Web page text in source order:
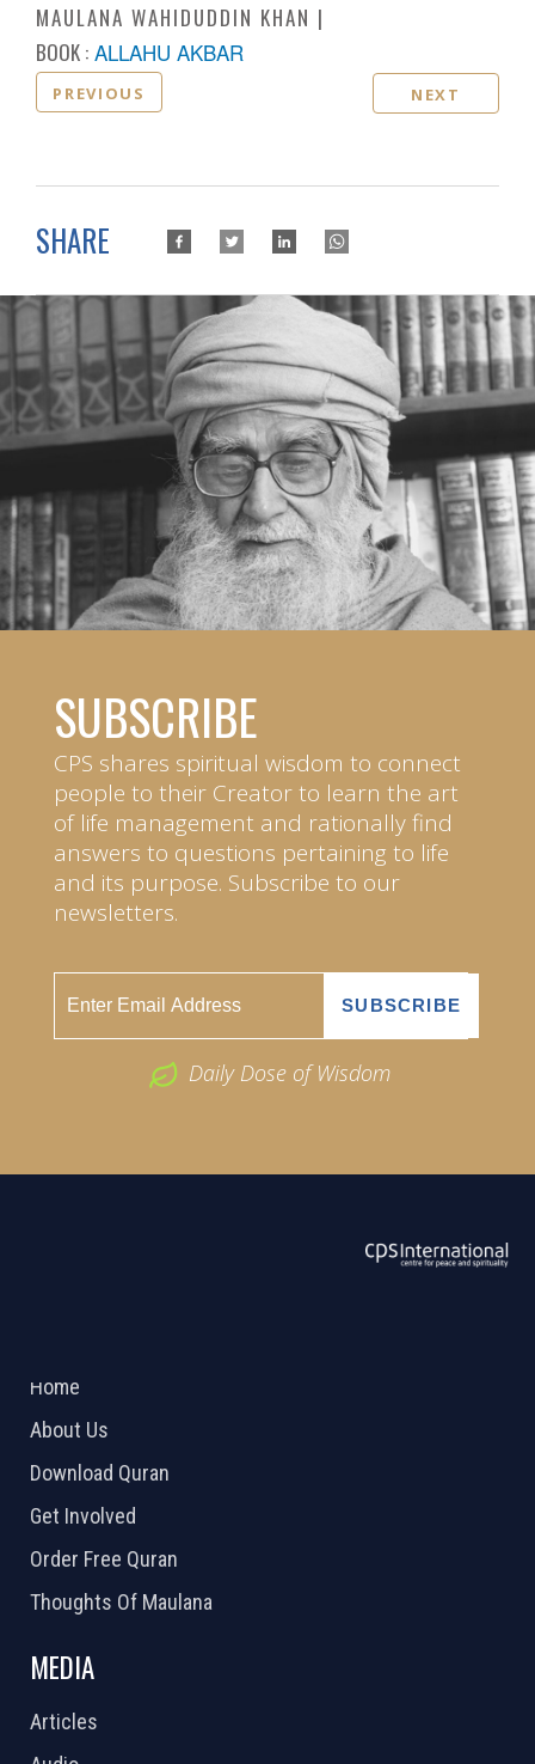
MAULANA WAHIDUDDIN KHAN
BOOK : ALLAHU AKBAR
PREVIOUS NEXT
SHARE
SUBSCRIBE
CPS shares spiritual wisdom to connect
people to their Creator to learn the art
of life management and rationally find
answers to questions pertaining to life
and its purpose. Subscribe to our
newsletters.
Daily Dose of Wisdom
Home
About Us
Download Quran
Get Involved
Order Free Quran
Thoughts Of Maulana
MEDIA
Articles